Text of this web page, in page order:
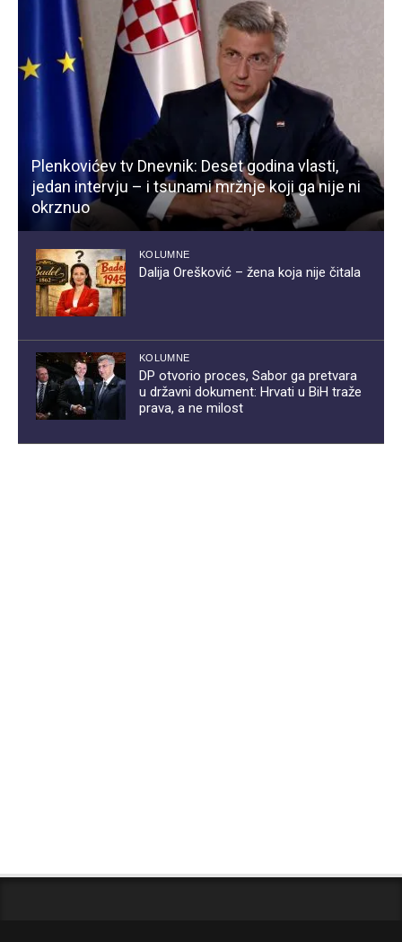
Plenkovićev tv Dnevnik: Deset godina vlasti,
jedan intervju – i tsunami mržnje koji ga nije ni
okrznuo
KOLUMNE
Dalija Orešković – žena koja nije čitala
KOLUMNE
DP otvorio proces, Sabor ga pretvara
u državni dokument: Hrvati u BiH traže
prava, a ne milost